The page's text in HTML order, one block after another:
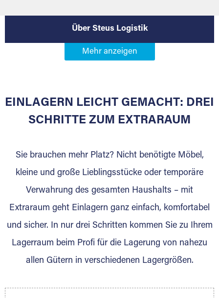
Über Steus Logistik
DAS SIND WIR
im Mittelpunkt. Durch Erfahrung entwickeln
wir uns stetig weiter. Termintreue, eine
EINLAGERN LEICHT GEMACHT: DREI
SCHRITTE ZUM EXTRARAUM
Sie brauchen mehr Platz? Nicht benötigte Möbel,
kleine und große Lieblingsstücke oder temporäre
Verwahrung des gesamten Haushalts – mit
Extraraum geht Einlagern ganz einfach, komfortabel
und sicher. In nur drei Schritten kommen Sie zu Ihrem
Lagerraum beim Profi für die Lagerung von nahezu
allen Gütern in verschiedenen Lagergrößen.